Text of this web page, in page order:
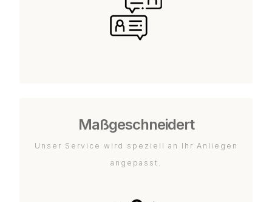
Maßgeschneidert
Unser Service wird speziell an Ihr Anliegen
angepasst.